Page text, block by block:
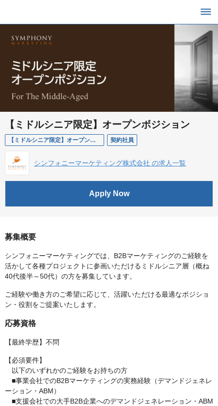
【ミドルシニア限定】オープンボジション
【ミドルシニア限定】オープンボジション 契約社員
シンフォニーマーケティング株式会社 の求人一覧
Apply Now
募集概要
シンフォニーマーケティングでは、B2Bマーケティングのご経験を
活かして各種プロジェクトに参画いただけるミドルシニア層（概ね
40代後半～50代）の方を募集しています。
ご経験や働き方のご希望に応じて、活躍いただける最適なポジショ
ン・役割をご提案いたします。
応募資格
【最終学歴】不問
【必須要件】
以下のいずれかのご経験をお持ちの方
■事業会社でのB2Bマーケティングの実務経験（デマンドジェネレ
ーション・ABM）
■支援会社での大手B2B企業へのデマンドジェネレーション・ABM